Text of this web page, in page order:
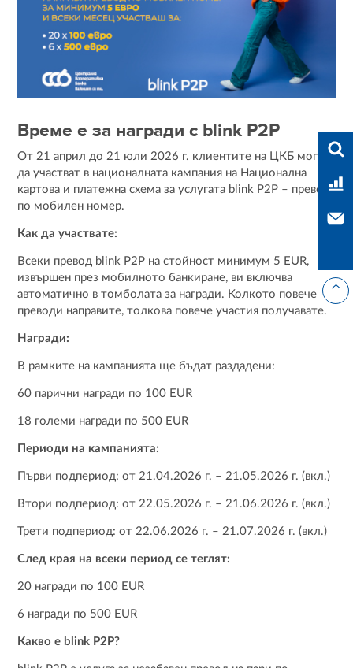
Време е за награди с blink P2P
От 21 април до 21 юли 2026 г. клиентите на ЦКБ могат
да участват в националната кампания на Национална
картова и платежна схема за услугата blink P2P – превод
по мобилен номер.
Как да участвате:
Всеки превод blink P2P на стойност минимум 5 EUR,
извършен през мобилното банкиране, ви включва
автоматично в томболата за награди. Колкото повече
преводи направите, толкова повече участия получавате.
Награди:
В рамките на кампанията ще бъдат раздадени:
60 парични награди по 100 EUR
18 големи награди по 500 EUR
Периоди на кампанията:
Първи подпериод: от 21.04.2026 г. – 21.05.2026 г. (вкл.)
Втори подпериод: от 22.05.2026 г. – 21.06.2026 г. (вкл.)
Трети подпериод: от 22.06.2026 г. – 21.07.2026 г. (вкл.)
След края на всеки период се теглят:
20 награди по 100 EUR
6 награди по 500 EUR
Какво е blink P2P?